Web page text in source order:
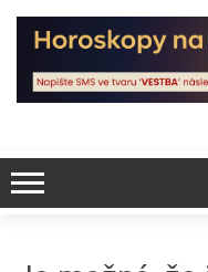
Skip
content